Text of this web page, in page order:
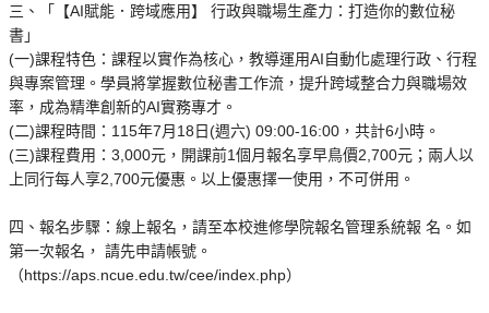
三、「【AI賦能．跨域應用】 行政與職場生產力：打造你的數位秘
書」
(一)課程特色：課程以實作為核心，教導運用AI自動化處理行政、行程
與專案管理。學員將掌握數位秘書工作流，提升跨域整合力與職場效
率，成為精準創新的AI實務專才。
(二)課程時間：115年7月18日(週六) 09:00-16:00，共計6小時。
(三)課程費用：3,000元，開課前1個月報名享早鳥價2,700元；兩人以
上同行每人享2,700元優惠。以上優惠擇一使用，不可併用。
四、報名步驟：線上報名，請至本校進修學院報名管理系統報 名。如
第一次報名， 請先申請帳號。
（https://aps.ncue.edu.tw/cee/index.php）